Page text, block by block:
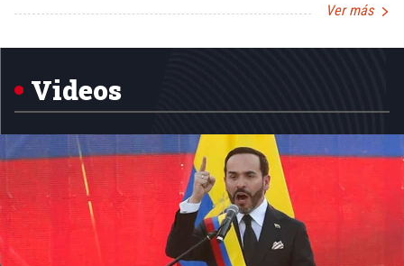
Ver más
Videos